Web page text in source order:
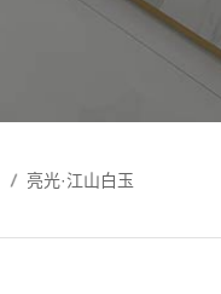
亮光·江山白玉